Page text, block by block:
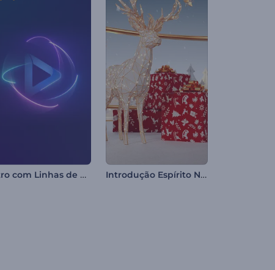
Intro com Linhas de Neon Girando Introdução Espírito Natalino